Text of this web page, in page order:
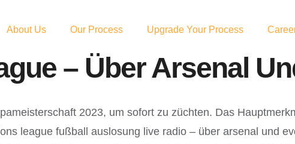
About Us Our Process Upgrade Your Process
– Über Arsenal
2023, um sofort zu züchten. Das
league fußball auslosung live radio – über arsenal und